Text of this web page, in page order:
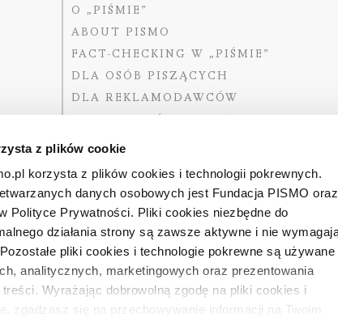
z plików cookie
korzysta z plików cookies i technologii pokrewnych.
danych osobowych jest Fundacja PISMO
Polityce Prywatności. Pliki cookies niezbędne do
działania strony są zawsze aktywne i nie
pliki cookies i technologie pokrewne są używane
analitycznych, marketingowych oraz prezentowania
Wyrażając dobrowolną zgodę na pliki cookies i
zgadzasz się na przechowywanie informacji na Twoim
O „PIŚMIE”
ABOUT PISMO
FACT-CHECKING W „PIŚMIE”
DLA OSÓB PISZĄCYCH
DLA REKLAMODAWCÓW